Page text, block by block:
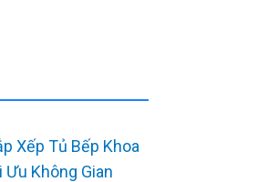
Xếp Tủ Bếp Khoa
Ưu Không Gian